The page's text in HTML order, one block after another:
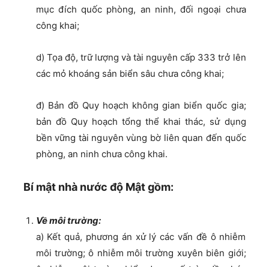
mục đích quốc phòng, an ninh, đối ngoại chưa
công khai;
d) Tọa độ, trữ lượng và tài nguyên cấp 333 trở lên
các mỏ khoáng sản biển sâu chưa công khai;
đ) Bản đồ Quy hoạch không gian biển quốc gia;
bản đồ Quy hoạch tổng thể khai thác, sử dụng
bền vững tài nguyên vùng bờ liên quan đến quốc
phòng, an ninh chưa công khai.
Bí mật nhà nước độ Mật gồm:
Về môi trường:
a) Kết quả, phương án xử lý các vấn đề ô nhiễm
môi trường; ô nhiễm môi trường xuyên biên giới;